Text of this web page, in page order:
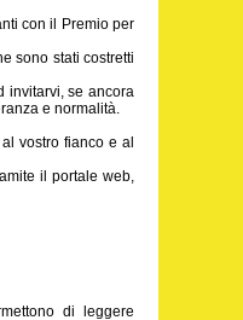
con il Premio per
sono stati costretti
invitarvi, se ancora
e normalità.
vostro fianco e al
il portale web,
di leggere